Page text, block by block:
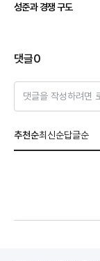
성준과 경쟁 구도
댓글0
댓글을 작성하려면
추천순최신순답글순